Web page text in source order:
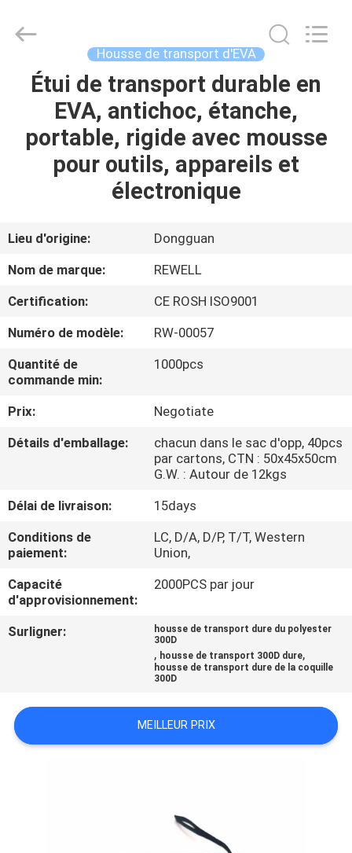
MAISON
PRODUITS
DE
NOUS
VISITE
D'USINE
CONTRÔLE
DE
QUALITÉ
PLAN
SITE
PRIVACY
POLICY
Rights
Housse de transport d'EVA
Étui de transport durable en
EVA, antichoc, étanche,
portable, rigide avec mousse
pour outils, appareils et
électronique
Lieu d'origine:
Dongguan
Nom de marque:
REWELL
Certification:
CE ROSH ISO9001
Numéro de modèle:
RW-00057
Quantité de
commande min:
1000pcs
Prix:
Negotiate
Détails d'emballage:
chacun dans le sac d'opp, 40pcs
par cartons, CTN : 50x45x50cm
G.W. : Autour de 12kgs
Délai de livraison:
15days
Conditions de
paiement:
LC, D/A, D/P, T/T, Western
Union,
Capacité
d'approvisionnement:
2000PCS par jour
Surligner:
housse de transport dure du polyester
300D
, housse de transport 300D dure,
housse de transport dure de la coquille
300D
MEILLEUR PRIX